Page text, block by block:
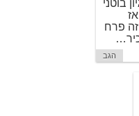
בוטני
פרח
הגב